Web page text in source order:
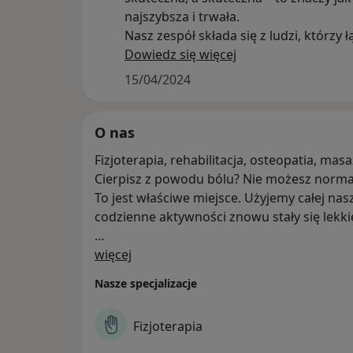
najszybsza i trwała.
Nasz zespół składa się z ludzi, którzy
metody terapeutyczne. Zajmują się
dziedzinami fizjoterapii i wykorzystują
odpowiednie metody terapeutyczne do
możliwość kompleksowego i
leczenia.
Dzięki ciągłemu kształceniu stale
poziom usług, zapewniając
Dowiedz się więcej
15/04/2024
O nas
Fizjoterapia, rehabilitacja, osteopatia,
Cierpisz z powodu bólu? Nie możesz
To jest właściwe miejsce. Użyjemy całej
codzienne aktywności znowu stały się
Zapewniamy optymalną opiekę
Nasz zespół składa się z ludzi, którzy
się różnymi dziedzinami fizjoterapii i
więcej
Nasze specjalizacje
Fizjoterapia